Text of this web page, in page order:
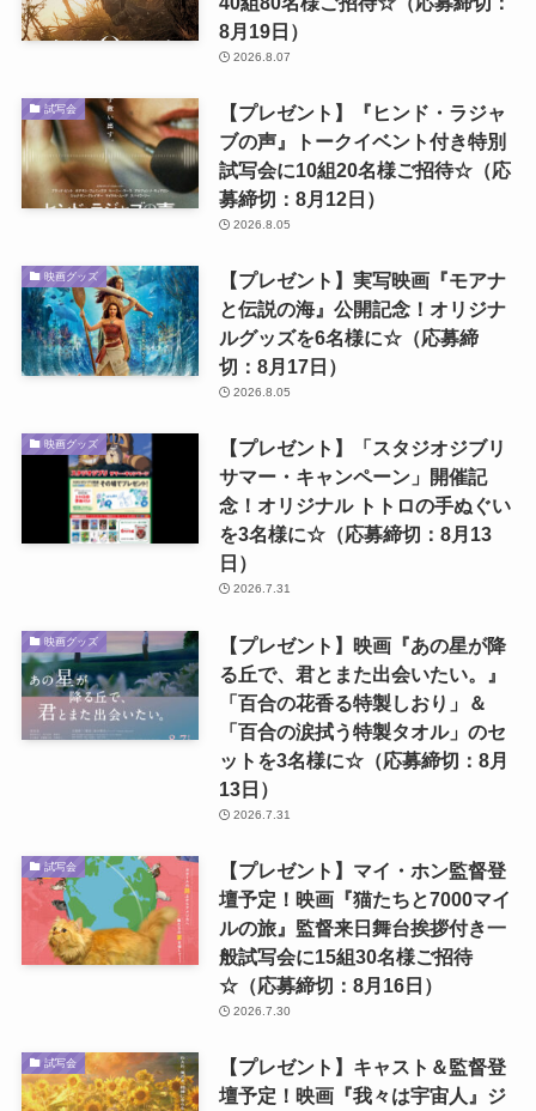
8月19日）
2026.8.07
試写会
【プレゼント】『ヒンド・ラジャ
ブの声』トークイベント付き特別
試写会に10組20名様ご招待☆（応
募締切：8月12日）
2026.8.05
映画グッズ
【プレゼント】実写映画『モアナ
と伝説の海』公開記念！オリジナ
ルグッズを6名様に☆（応募締
切：8月17日）
2026.8.05
映画グッズ
【プレゼント】「スタジオジブリ
サマー・キャンペーン」開催記
念！オリジナル トトロの手ぬぐい
を3名様に☆（応募締切：8月13
日）
2026.7.31
映画グッズ
【プレゼント】映画『あの星が降
る丘で、君とまた出会いたい。』
「百合の花香る特製しおり」＆
「百合の涙拭う特製タオル」のセ
ットを3名様に☆（応募締切：8月
13日）
2026.7.31
試写会
【プレゼント】マイ・ホン監督登
壇予定！映画『猫たちと7000マイ
ルの旅』監督来日舞台挨拶付き一
般試写会に15組30名様ご招待
☆（応募締切：8月16日）
2026.7.30
試写会
【プレゼント】キャスト＆監督登
壇予定！映画『我々は宇宙人』ジ